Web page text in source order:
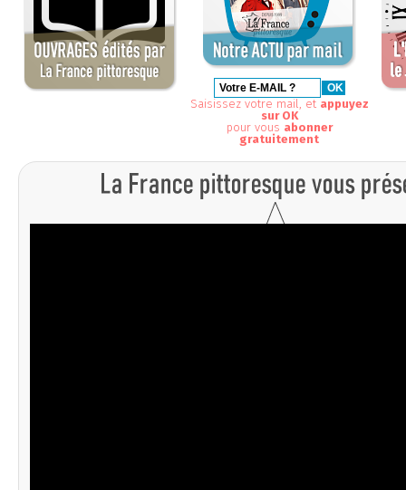
Saisissez votre mail, et appuyez
sur OK
pour vous abonner
gratuitement